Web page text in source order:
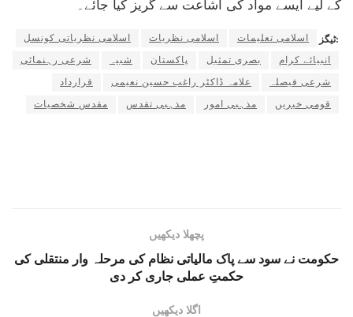
کے لیے ایسے مواد کی اشاعت سے گریز کیا جائے۔
ٹیگز: اسلامی تعلیمات اسلامی نظریات
اسلامی نظریاتی کونسل
انبیائے کرام
بصری تمثیل پاکستان شبیہ
شرعی رہنمائی
شرعی فیصلہ
علامہ ڈاکٹر راغب حسین نعیمی
قرارداد
قومی خبریں
مذہبی امور مذہبی تقدس مقدس شخصیات
پچھلا دیکھیں
حکومت نے سود سے پاک مالیاتی نظام کی مرحلہ وار منتقلی کی
حکمتِ عملی جاری کر دی
اگلا دیکھیں